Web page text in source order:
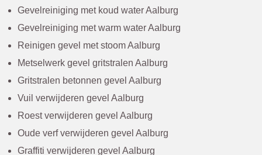
Gevelreiniging met koud water Aalburg
Gevelreiniging met warm water Aalburg
Reinigen gevel met stoom Aalburg
Metselwerk gevel gritstralen Aalburg
Gritstralen betonnen gevel Aalburg
Vuil verwijderen gevel Aalburg
Roest verwijderen gevel Aalburg
Oude verf verwijderen gevel Aalburg
Graffiti verwijderen gevel Aalburg